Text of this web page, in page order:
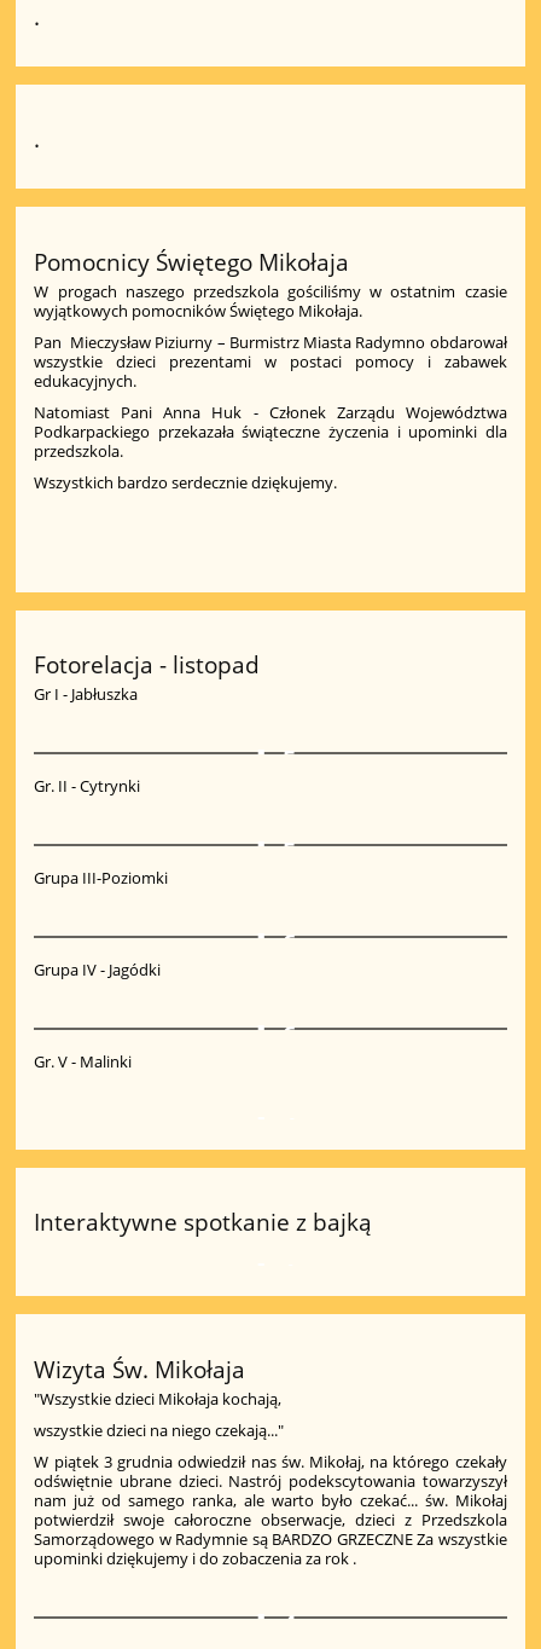
.
.
Pomocnicy Świętego Mikołaja
W progach naszego przedszkola gościliśmy w ostatnim czasie
wyjątkowych pomocników Świętego Mikołaja.
Pan Mieczysław Piziurny – Burmistrz Miasta Radymno obdarował
wszystkie dzieci prezentami w postaci pomocy i zabawek
edukacyjnych.
Natomiast Pani Anna Huk - Członek Zarządu Województwa
Podkarpackiego przekazała świąteczne życzenia i upominki dla
przedszkola.
Wszystkich bardzo serdecznie dziękujemy.
Fotorelacja - listopad
Gr I - Jabłuszka
5
Gr. II - Cytrynki
5
Grupa III-Poziomki
6
Grupa IV - Jagódki
6
Gr. V - Malinki
Interaktywne spotkanie z bajką
Wizyta Św. Mikołaja
"Wszystkie dzieci Mikołaja kochają,
wszystkie dzieci na niego czekają..."
W piątek 3 grudnia odwiedził nas św. Mikołaj, na którego czekały
odświętnie ubrane dzieci. Nastrój podekscytowania towarzyszył
nam już od samego ranka, ale warto było czekać... św. Mikołaj
potwierdził swoje całoroczne obserwacje, dzieci z Przedszkola
Samorządowego w Radymnie są BARDZO GRZECZNE Za wszystkie
upominki dziękujemy i do zobaczenia za rok .
4